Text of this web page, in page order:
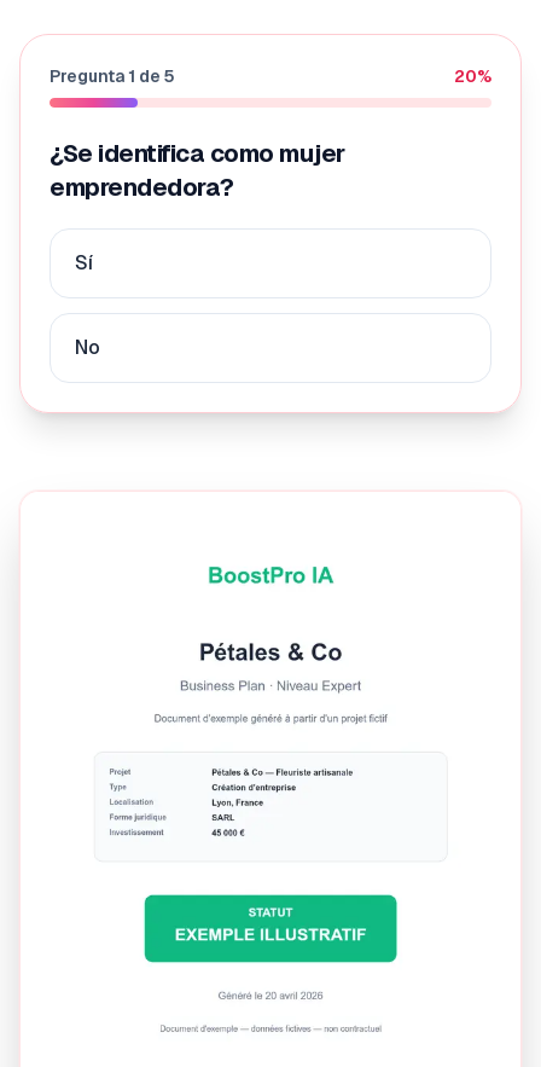
Pregunta 1 de 5 20%
¿Se identifica como mujer
emprendedora?
Sí
No